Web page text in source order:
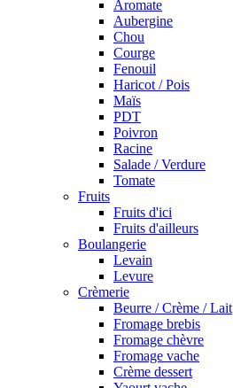
Aromate
Aubergine
Chou
Courge
Fenouil
Haricot / Pois
Maïs
PDT
Poivron
Racine
Salade / Verdure
Tomate
Fruits
Fruits d'ici
Fruits d'ailleurs
Boulangerie
Levain
Levure
Crèmerie
Beurre / Crème / Lait
Fromage brebis
Fromage chèvre
Fromage vache
Crème dessert